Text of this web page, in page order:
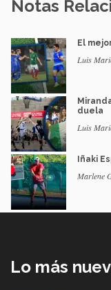
Notas
El
Luis
duela
Luis
Iñaki
Marlene
Lo más